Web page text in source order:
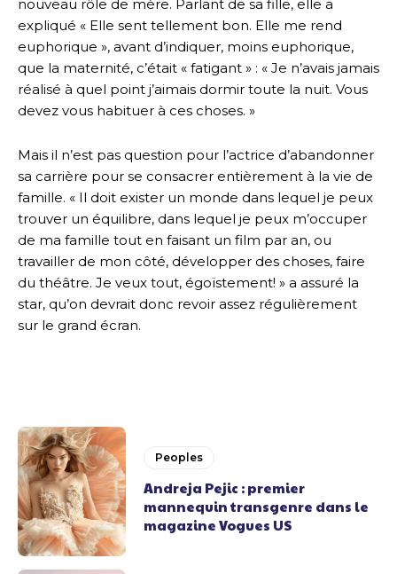
nouveau rôle de mère. Parlant de sa fille, elle a
expliqué « Elle sent tellement bon. Elle me rend
euphorique », avant d’indiquer, moins euphorique,
que la maternité, c’était « fatigant » : « Je n’avais jamais
réalisé à quel point j’aimais dormir toute la nuit. Vous
devez vous habituer à ces choses. »
Mais il n’est pas question pour l’actrice d’abandonner
sa carrière pour se consacrer entièrement à la vie de
famille. « Il doit exister un monde dans lequel je peux
trouver un équilibre, dans lequel je peux m’occuper
de ma famille tout en faisant un film par an, ou
travailler de mon côté, développer des choses, faire
du théâtre. Je veux tout, égoïstement! » a assuré la
star, qu’on devrait donc revoir assez régulièrement
sur le grand écran.
Peoples
Andreja Pejic : premier
mannequin transgenre dans le
magazine Vogues US